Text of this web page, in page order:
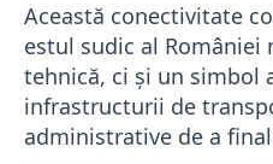
Această conectivitate
estul sudic al României
tehnică, ci și un simbol
infrastructurii de
administrative de a